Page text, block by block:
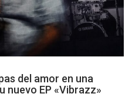
del amor en una
nuevo EP «Vibrazz»